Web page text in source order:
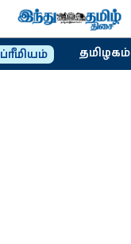
ப்ரீமியம் தமிழகம்